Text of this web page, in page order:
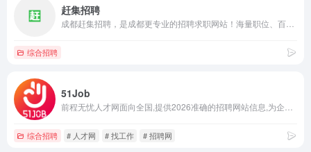
赶集招聘
综合招聘
51Job
综合招聘 # 人才网 # 找工作 # 招聘网